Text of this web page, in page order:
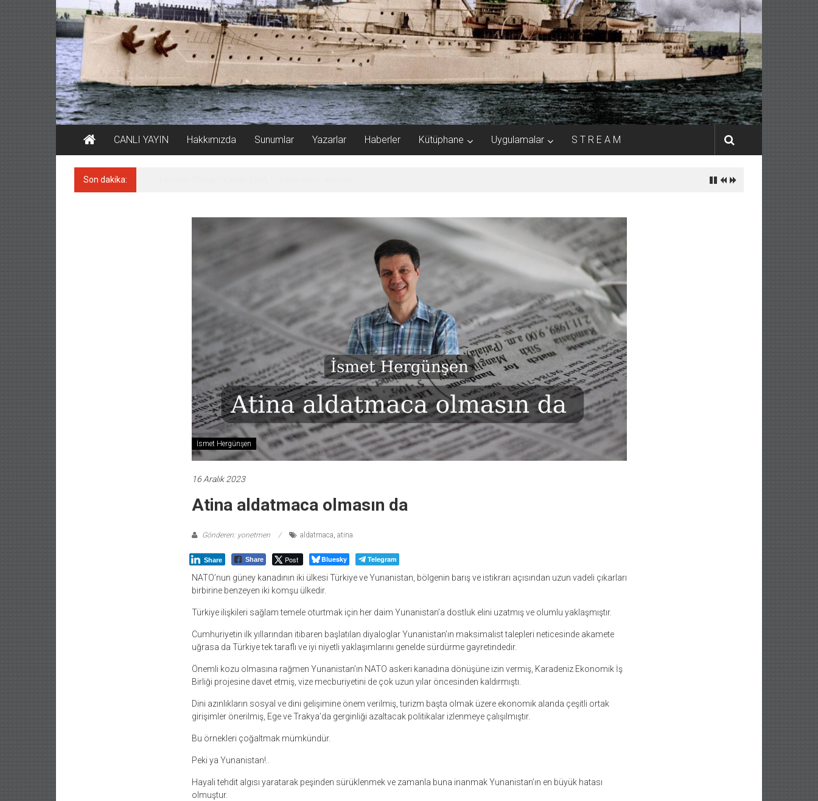
CANLI YAYIN Hakkımızda Sunumlar Yazarlar Haberler Kütüphane Uygulamalar S T R E A M
Son dakika:
İsmet Hergünşen
16 Aralık 2023
Atina aldatmaca olmasın da
Gönderen: yonetmen aldatmaca, atina
Share Share Post Bluesky Telegram
NATO’nun güney kanadının iki ülkesi Türkiye ve Yunanistan, bölgenin barış ve istikrarı açısından uzun vadeli çıkarları
birbirine benzeyen iki komşu ülkedir.
Türkiye ilişkileri sağlam temele oturtmak için her daim Yunanistan’a dostluk elini uzatmış ve olumlu yaklaşmıştır.
Cumhuriyetin ilk yıllarından itibaren başlatılan diyaloglar Yunanistan’ın maksimalist talepleri neticesinde akamete
uğrasa da Türkiye tek taraflı ve iyi niyetli yaklaşımlarını genelde sürdürme gayretindedir.
Önemli kozu olmasına rağmen Yunanistan’ın NATO askeri kanadına dönüşüne izin vermiş, Karadeniz Ekonomik İş
Birliği projesine davet etmiş, vize mecburiyetini de çok uzun yılar öncesinden kaldırmıştı.
Dini azınlıkların sosyal ve dini gelişimine önem verilmiş, turizm başta olmak üzere ekonomik alanda çeşitli ortak
girişimler önerilmiş, Ege ve Trakya’da gerginliği azaltacak politikalar izlenmeye çalışılmıştır.
Bu örnekleri çoğaltmak mümkündür.
Peki ya Yunanistan!..
Hayali tehdit algısı yaratarak peşinden sürüklenmek ve zamanla buna inanmak Yunanistan’ın en büyük hatası
olmuştur.